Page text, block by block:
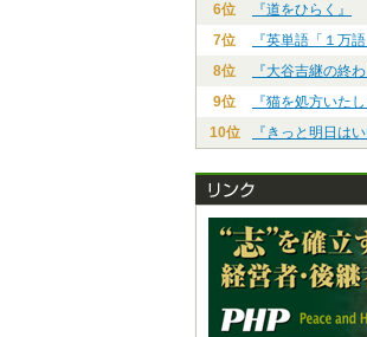
6位
『道をひらく』
7位
『英単語「１万
8位
『大谷吉継の終
9位
『猫を処方いたし
10位
『きっと明日は